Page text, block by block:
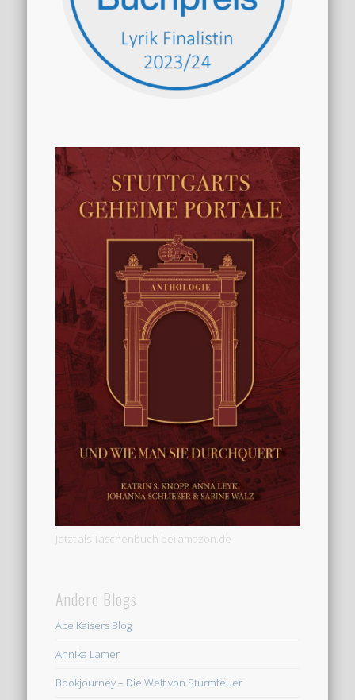
Jetzt als Taschenbuch bei amazon.de
Andere Blogs
Ace Kaisers Blog
Annika Lamer
Bookjourney – Die Welt von Sturmfeuer